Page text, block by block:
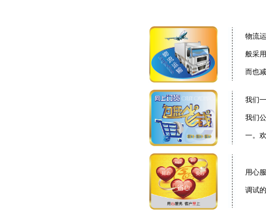
物流
般采
而也
我们
我们
一。
用心
调试